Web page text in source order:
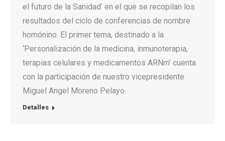
el futuro de la Sanidad’ en el que se recopilan los
resultados del ciclo de conferencias de nombre
homónino. El primer tema, destinado a la
‘Personalización de la medicina, inmunoterapia,
terapias celulares y medicamentos ARNm’ cuenta
con la participación de nuestro vicepresidente
Miguel Angel Moreno Pelayo.
Detalles